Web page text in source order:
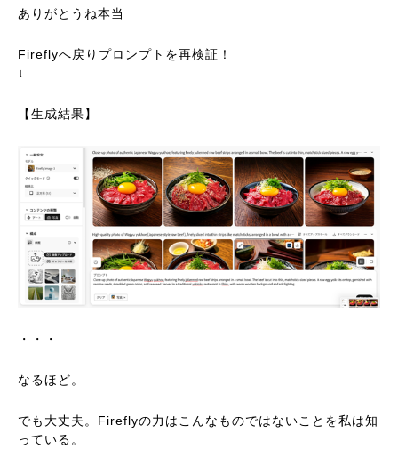
ありがとうね本当
Fireflyへ戻りプロンプトを再検証！
↓
【生成結果】
・・・
なるほど。
でも大丈夫。Fireflyの力はこんなものではないことを私は知
っている。